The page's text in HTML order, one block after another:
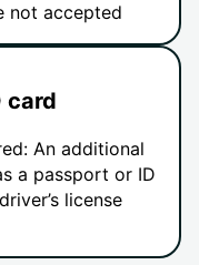
not accepted
card
An additional
a passport or ID
license